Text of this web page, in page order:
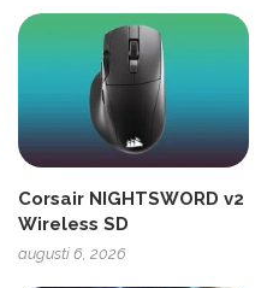
Corsair NIGHTSWORD v2
Wireless SD
augusti 6, 2026